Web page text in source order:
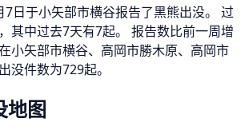
7日于小矢部市横谷报告了黑熊出没。 过
其中过去7天有7起。 报告数比前一周增
小矢部市横谷、高岡市勝木原、高岡市
没件数为729起。
地图